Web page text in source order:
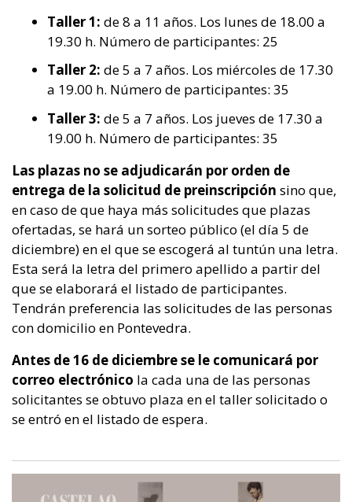
Taller 1: de 8 a 11 años. Los lunes de 18.00 a
19.30 h. Número de participantes: 25
Taller 2: de 5 a 7 años. Los miércoles de 17.30
a 19.00 h. Número de participantes: 35
Taller 3: de 5 a 7 años. Los jueves de 17.30 a
19.00 h. Número de participantes: 35
Las plazas no se adjudicarán por orden de
entrega de la solicitud de preinscripción sino que,
en caso de que haya más solicitudes que plazas
ofertadas, se hará un sorteo público (el día 5 de
diciembre) en el que se escogerá al tuntún una letra.
Esta será la letra del primero apellido a partir del
que se elaborará el listado de participantes.
Tendrán preferencia las solicitudes de las personas
con domicilio en Pontevedra.
Antes de 16 de diciembre se le comunicará por
correo electrónico la cada una de las personas
solicitantes se obtuvo plaza en el taller solicitado o
se entró en el listado de espera.